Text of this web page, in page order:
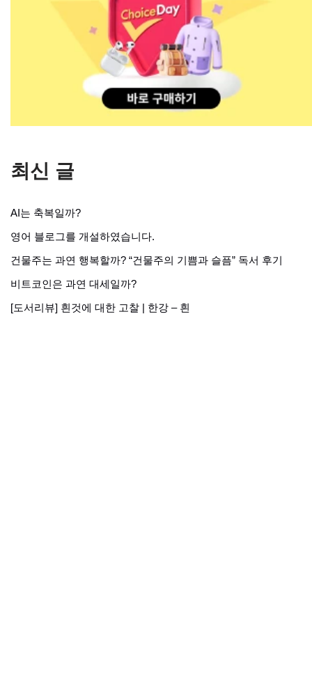
최신 글
AI는 축복일까?
영어 블로그를 개설하였습니다.
건물주는 과연 행복할까? “건물주의 기쁨과 슬픔” 독서 후기
비트코인은 과연 대세일까?
[도서리뷰] 흰것에 대한 고찰 | 한강 – 흰